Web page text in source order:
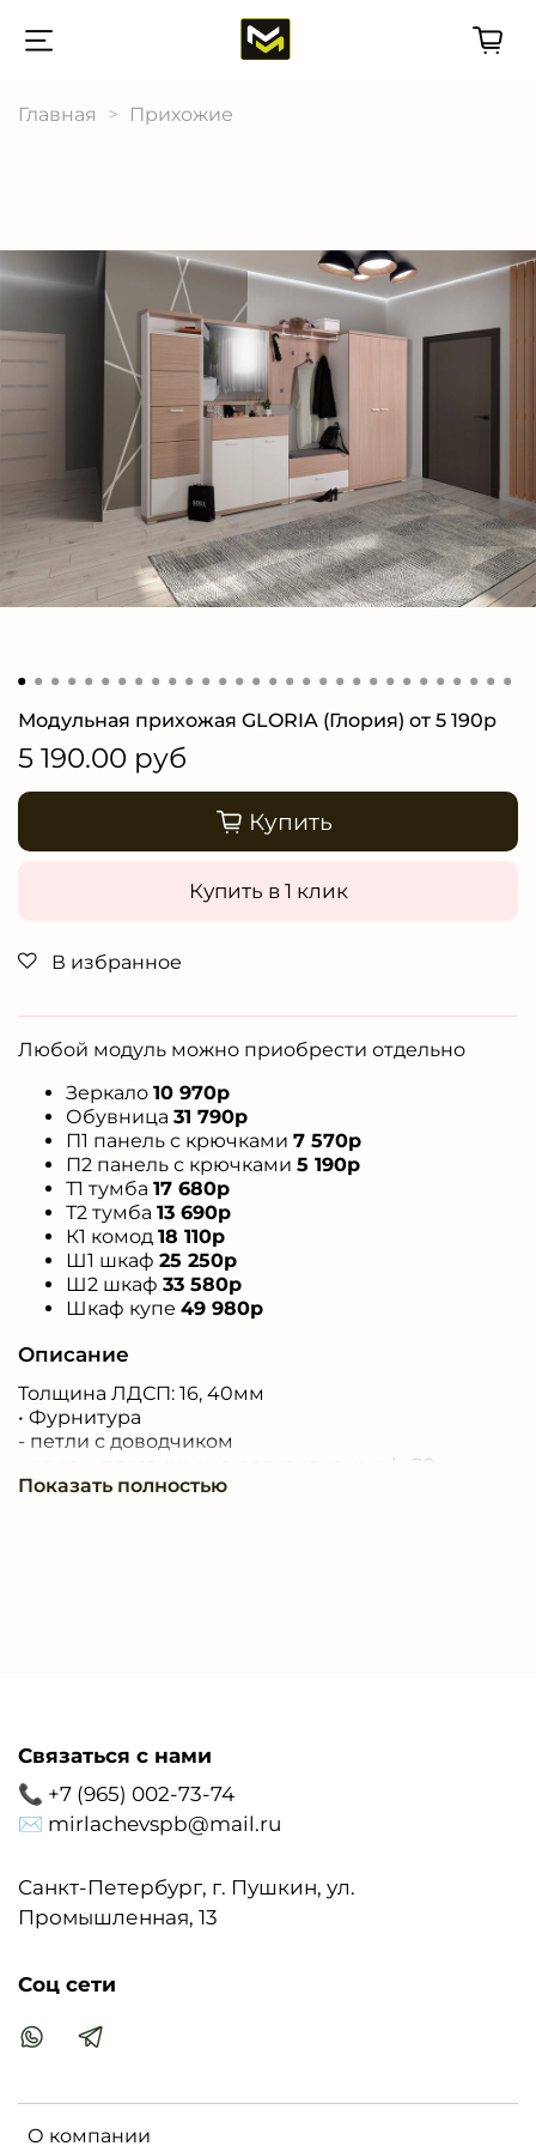
Главная Прихожие
Модульная прихожая GLORIA (Глория) от 5 190р
5 190.00 руб
Купить
Купить в 1 клик
В избранное
Любой модуль можно приобрести отдельно
Зеркало 10 970р
Обувница 31 790р
П1 панель с крючками 7 570р
П2 панель с крючками 5 190р
Т1 тумба 17 680р
Т2 тумба 13 690р
К1 комод 18 110р
Ш1 шкаф 25 250р
Ш2 шкаф 33 580р
Шкаф купе 49 980р
Описание
Толщина ЛДСП: 16, 40мм
• Фурнитура
- петли с доводчиком
- опоры пластиковые регулируемые h-20
- ручки и крючки пластиковые
Сочетания цветов вставок/фасадов/корпуса
мебели аналогичны представленным
фотографиям, другие комбинации
невозможны!
Нагрузка на корпус навесных модулей не
должна превышать 40 кг. Настоятельно не
рекомендуем крепить навесные модули к
могут быть закреплены на перегородки из
Показать полностью
О компании
Связаться с нами
📞 +7 (965) 002-73-74
✉ mirlachevspb@mail.ru
Санкт-Петербург, г. Пушкин, ул.
Промышленная, 13
Соц сети